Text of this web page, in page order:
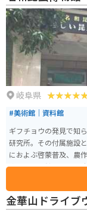
岐阜県
#美術館｜資料館
ギフチョウの発見で知
研究所。その付属施設
におよぶ啓蒙普及、農
専門の博物館です。 日本の現存する昆虫博物館としては、最も長い歴史を持
ち、文化財的価値のあ
感していただく場とし
金華山ドライブ